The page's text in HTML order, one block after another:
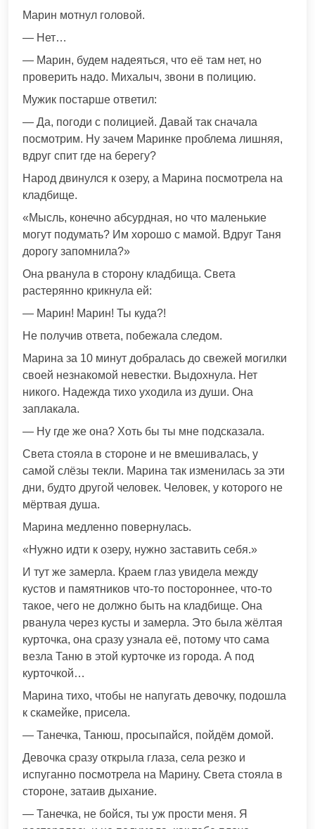
Марин мотнул головой.
— Нет…
— Марин, будем надеяться, что её там нет, но
проверить надо. Михалыч, звони в полицию.
Мужик постарше ответил:
— Да, погоди с полицией. Давай так сначала
посмотрим. Ну зачем Маринке проблема лишняя,
вдруг спит где на берегу?
Народ двинулся к озеру, а Марина посмотрела на
кладбище.
«Мысль, конечно абсурдная, но что маленькие
могут подумать? Им хорошо с мамой. Вдруг Таня
дорогу запомнила?»
Она рванула в сторону кладбища. Света
растерянно крикнула ей:
— Марин! Марин! Ты куда?!
Не получив ответа, побежала следом.
Марина за 10 минут добралась до свежей могилки
своей незнакомой невестки. Выдохнула. Нет
никого. Надежда тихо уходила из души. Она
заплакала.
— Ну где же она? Хоть бы ты мне подсказала.
Света стояла в стороне и не вмешивалась, у
самой слёзы текли. Марина так изменилась за эти
дни, будто другой человек. Человек, у которого не
мёртвая душа.
Марина медленно повернулась.
«Нужно идти к озеру, нужно заставить себя.»
И тут же замерла. Краем глаз увидела между
кустов и памятников что-то постороннее, что-то
такое, чего не должно быть на кладбище. Она
рванула через кусты и замерла. Это была жёлтая
курточка, она сразу узнала её, потому что сама
везла Таню в этой курточке из города. А под
курточкой…
Марина тихо, чтобы не напугать девочку, подошла
к скамейке, присела.
— Танечка, Танюш, просыпайся, пойдём домой.
Девочка сразу открыла глаза, села резко и
испуганно посмотрела на Марину. Света стояла в
стороне, затаив дыхание.
— Танечка, не бойся, ты уж прости меня. Я